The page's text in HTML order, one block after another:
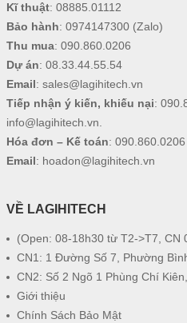
Kĩ thuật: 08885.01112
Bảo hành: 0974147300(Zalo)
Thu mua: 090.860.0206
Dự án: 08.33.44.55.54
Email: sales@lagihitech.vn
Tiếp nhận ý kiến, khiếu nại:
info@lagihitech.vn.
Hóa đơn – Kế toán: 090.860.0206
Email: hoadon@lagihitech.vn
VỀ LAGIHITECH
(Open: 08-18h30 từ T2->T7, CN
CN1: 1 Đường Số 7, Phường
CN2: Số 2 Ngõ 1 Phùng Chí
Giới thiệu
Chính Sách Bảo Mật